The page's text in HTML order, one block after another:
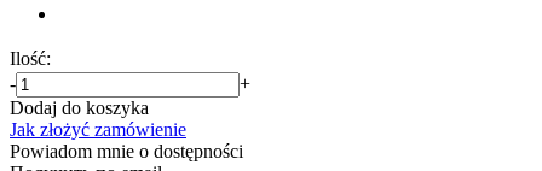
Ilość:
-
+
Dodaj do koszyka
Jak złożyć zamówienie
Powiadom mnie o dostępności